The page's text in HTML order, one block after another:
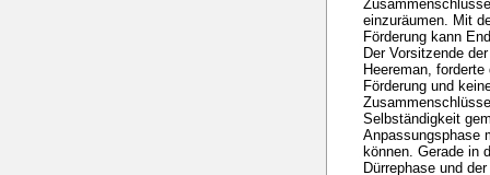
einzuräumen. Mit
Förderung kann
Der Vorsitzende
Heereman,
Förderung und
Selbständigkeit
Anpassungsphase
können. Gerade in
Dürrephase und